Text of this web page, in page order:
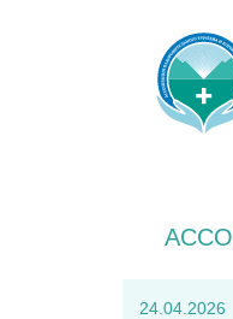
24.04.2026